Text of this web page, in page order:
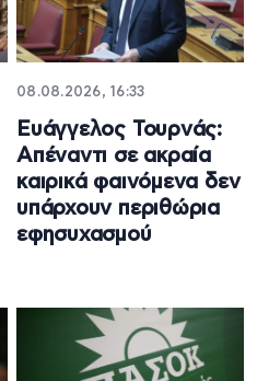
08.08.2026, 16:33
Ευάγγελος Τουρνάς:
Απέναντι σε ακραία
καιρικά φαινόμενα δεν
υπάρχουν περιθώρια
εφησυχασμού